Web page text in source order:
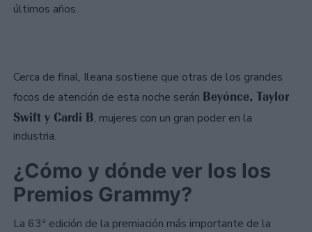
últimos años.
Cerca de final, Ileana sostiene que otras de los grandes
focos de atención de esta noche serán Beyónce, Taylor
Swift y Cardi B, mujeres con un gran poder en la
industria.
¿Cómo y dónde ver los los
Premios Grammy?
La 63ª edición de la premiación más importante de la